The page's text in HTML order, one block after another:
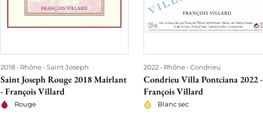
2018 Rhône Saint Joseph
Saint Joseph Rouge 2018 Mairlant
- François Villard
Rouge
2022 Rhône Condrieu
Condrieu Villa Pontciana 2022 -
François Villard
Blanc sec